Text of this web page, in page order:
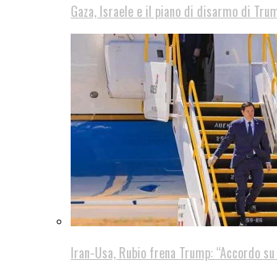
Gaza, Israele e il piano di disarmo di
Iran-Usa, Rubio frena Trump: “Accordo